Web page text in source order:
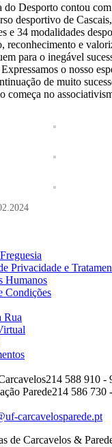
do Desporto contou
desportivo de
e 34 modalidades
reconhecimento e
para o inegável
o nosso
de muito
começa no
Privacidade e
Humanos
Condições
Rua
214 588 910 -
Parede214 586 730
carcavelosparede.pt
de Carcavelos &